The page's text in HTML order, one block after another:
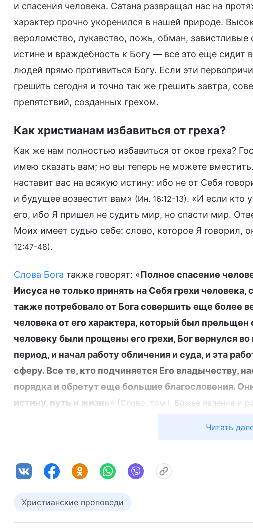
и спасения человека. Сатана развращал нас на
характер прочно укоренился в нашей природе.
вероломство, лукавство, ложь, обман, завистливые
истине и враждебность к Богу — все это еще сидит
людей прямо противиться Богу. Если эти
грешить сегодня и точно так же грешить завтра,
препятствий, созданных грехом.
Как христианам избавиться от греха?
Как же нам полностью избавиться от оков греха?
имею сказать вам; но вы теперь не можете
наставит вас на всякую истину: ибо не от Себя
и будущее возвестит вам» (Ин. 16:12-13). «И если кто
его, ибо Я пришел не судить мир, но спасти мир.
Моих имеет судью себе: слово, которое Я говорил,
12:47-48).
Слова Бога также говорят: «Полное спасение
Иисуса не только принять на Себя грехи человека,
также потребовало от Бога совершить еще более
человека от его характера, который был прельщен
человеку были прощены его грехи, Бог вернулся
период, и начал работу обличения и суда, и эта
сферу. Все те, кто подчиняется Его владычеству,
порядка и обретут еще большие благословения.
истину, путь и жизнь» (Слово, том I. Божье явление и
Слова Божьи говорят нам, что Бог возвратится в
от греха. Сегодня Господь Иисус вернулся во плоти
Основываясь на работе искупления, совершенной
для очищения и спасения человечества, преодолев
первопричин, и дав нам возможность понять истину,
Читать
Христианские проповеди